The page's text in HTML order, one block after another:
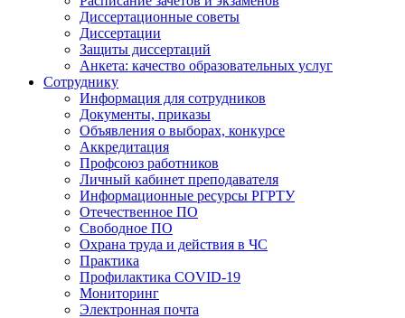
Диссертационные советы
Диссертации
Защиты диссертаций
Анкета: качество образовательных услуг
Сотруднику
Информация для сотрудников
Документы, приказы
Объявления о выборах, конкурсе
Аккредитация
Профсоюз работников
Личный кабинет преподавателя
Информационные ресурсы РГРТУ
Отечественное ПО
Свободное ПО
Охрана труда и действия в ЧС
Практика
Профилактика COVID-19
Мониторинг
Электронная почта